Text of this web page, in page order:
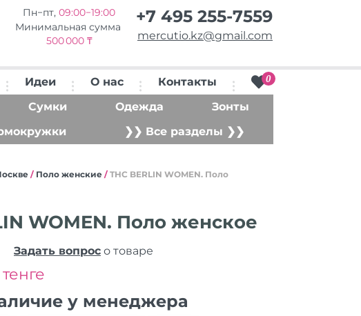
Пн−пт, 09:00−19:00
Минимальная сумма
500 000 ₸
+7 495 255-7559
mercutio.kz@gmail.com
Идеи О нас Контакты 0
Сумки Одежда
Зонты
❯❯ Все разделы ❯❯
/ Поло женские / THC BERLIN WOMEN. Поло
WOMEN. Поло женское
Задать вопрос о товаре
у менеджера